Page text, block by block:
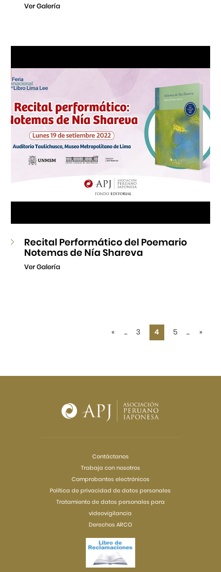
Ver Galería
Recital Performático del Poemario
Notemas de Nía Shareva
Ver Galería
« ... 3 4 5 ... »
Contáctanos
Trabaja con nosotros
Comprobantes electrónicos
Política de privacidad de datos personales
Tratamiento de datos personales para
videovigilancia
Derechos ARCO